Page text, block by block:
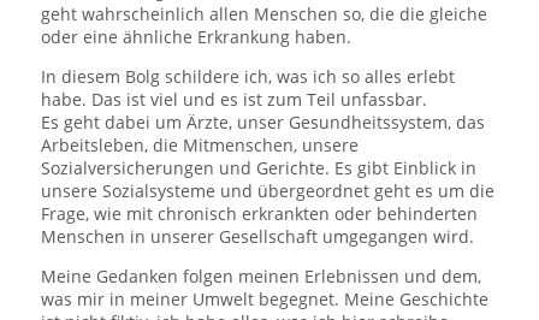
geht wahrscheinlich allen Menschen so, die die gleiche
oder eine ähnliche Erkrankung haben.
In diesem Bolg schildere ich, was ich so alles erlebt
habe. Das ist viel und es ist zum Teil unfassbar.
Es geht dabei um Ärzte, unser Gesundheitssystem, das
Arbeitsleben, die Mitmenschen, unsere
Sozialversicherungen und Gerichte. Es gibt Einblick in
unsere Sozialsysteme und übergeordnet geht es um die
Frage, wie mit chronisch erkrankten oder behinderten
Menschen in unserer Gesellschaft umgegangen wird.
Meine Gedanken folgen meinen Erlebnissen und dem,
was mir in meiner Umwelt begegnet. Meine Geschichte